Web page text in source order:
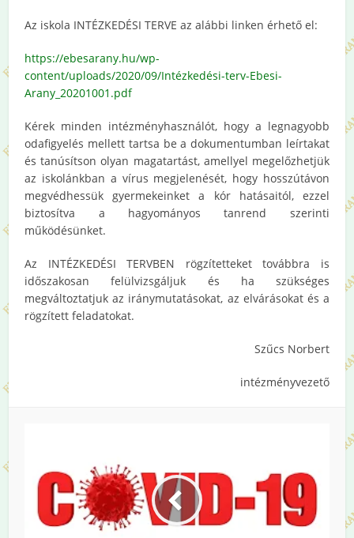
Az iskola INTÉZKEDÉSI TERVE az alábbi linken érhető el:
https://ebesarany.hu/wp-
content/uploads/2020/09/Intézkedési-terv-Ebesi-
Arany_20201001.pdf
Kérek minden intézményhasználót, hogy a legnagyobb
odafigyelés mellett tartsa be a dokumentumban leírtakat
és tanúsítson olyan magatartást, amellyel megelőzhetjük
az iskolánkban a vírus megjelenését, hogy hosszútávon
megvédhessük gyermekeinket a kór hatásaitól, ezzel
biztosítva a hagyományos tanrend szerinti
működésünket.
Az INTÉZKEDÉSI TERVBEN rögzítetteket továbbra is
időszakosan felülvizsgáljuk és ha szükséges
megváltoztatjuk az iránymutatásokat, az elvárásokat és a
rögzített feladatokat.
Szűcs Norbert
intézményvezető